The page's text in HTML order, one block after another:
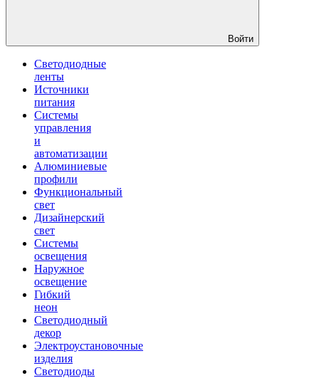
Войти
Светодиодные
ленты
Источники
питания
Системы
управления
и
автоматизации
Алюминиевые
профили
Функциональный
свет
Дизайнерский
свет
Системы
освещения
Наружное
освещение
Гибкий
неон
Светодиодный
декор
Электроустановочные
изделия
Светодиоды